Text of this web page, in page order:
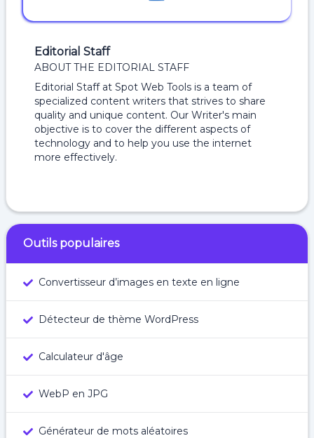
Editorial Staff
ABOUT THE EDITORIAL STAFF
Editorial Staff at Spot Web Tools is a team of
specialized content writers that strives to share
quality and unique content. Our Writer's main
objective is to cover the different aspects of
technology and to help you use the internet
more effectively.
Outils populaires
Convertisseur d’images en texte en ligne
Détecteur de thème WordPress
Calculateur d'âge
WebP en JPG
Générateur de mots aléatoires